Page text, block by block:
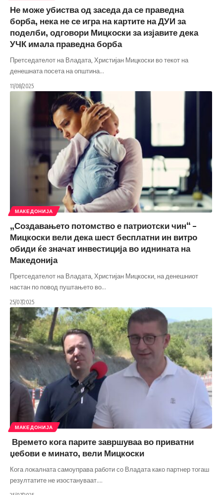
Не може убиства од заседа да се праведна
борба, нека не се игра на картите на ДУИ за
поделби, одговори Мицкоски за изјавите дека
УЧК имала праведна борба
Претседателот на Владата, Христијан Мицкоски во текот на
денешната посета на општина…
11/08/2025
МАКЕДОНИЈА
„Создавањето потомство е патриотски чин“ –
Мицкоски вели дека шест бесплатни ин витро
обиди ќе значат инвестиција во иднината на
Македонија
Претседателот на Владата, Христијан Мицкоски, на денешниот
настан по повод пуштањето во…
25/07/2025
МАКЕДОНИЈА
Времето кога парите завршуваа во приватни
џебови е минато, вели Мицкоски
Кога локалната самоуправа работи со Владата како партнер тогаш
резултатите не изостануваат.…